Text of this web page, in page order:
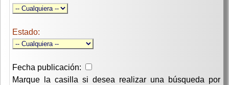
Estado:
Fecha publicación:
Marque la casilla si desea realizar una búsqueda por